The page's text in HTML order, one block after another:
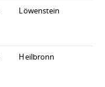
Löwenstein
Heilbronn